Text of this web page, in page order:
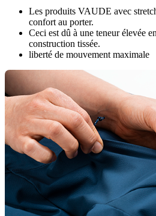
Les produits VAUDE avec
confort au porter.
Ceci est dû à une teneur élevée
construction tissée.
liberté de mouvement maximale